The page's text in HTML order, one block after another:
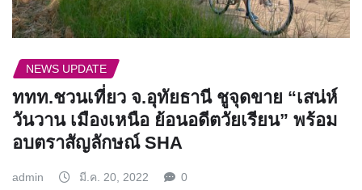
NEWS UPDATE
ททท.ชวนเที่ยว จ.อุทัยธานี ชู​จุดขาย “เสน่ห์
วันวาน เมืองเหนือ ย้อนอดีตวัยเรียน” พร้อม​
อบตราสัญลักษณ์​ SHA​
admin มี.ค. 20, 2022 0